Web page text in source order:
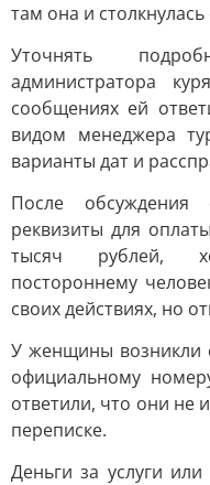
там она и
Уточнять
администратора
сообщениях ей
видом менеджера
варианты дат и
После обсуждения
реквизиты для
тысяч рублей,
постороннему
своих действиях, но
У женщины возникли
официальному
ответили, что они не
переписке.
Деньги за услуги